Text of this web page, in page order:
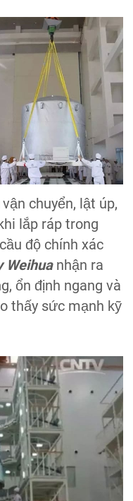
chuyển, lật úp,
lắp ráp trong
độ chính xác
Weihuanhận ra
ổn định ngang và
thấy sức mạnh kỹ